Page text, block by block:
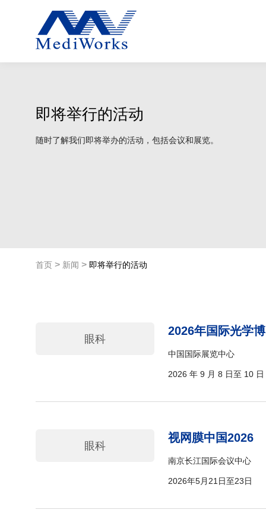
即将举行的活动
随时了解我们即将举办的活动，包括会议和展览。
首页 > 新闻 > 即将举行的活动
眼科
2026年国际光学
中国国际展览中心
2026 年 9 月 8 日至 10 日
眼科
视网膜中国2026
南京长江国际会议中心
2026年5月21日至23日